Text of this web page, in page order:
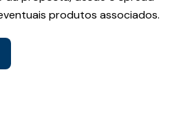
produtos associados.